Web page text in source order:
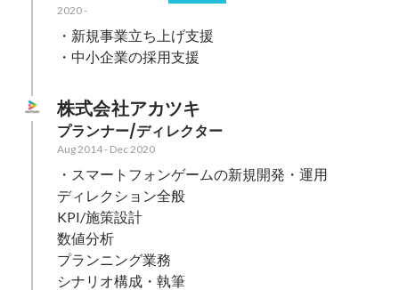
2020-
・新規事業立ち上げ支援
・中小企業の採用支援
株式会社アカツキ
プランナー/ディレクター
Aug 2014- Dec 2020
・スマートフォンゲームの新規開発・運用
ディレクション全般
KPI/施策設計
数値分析
プランニング業務
シナリオ構成・執筆